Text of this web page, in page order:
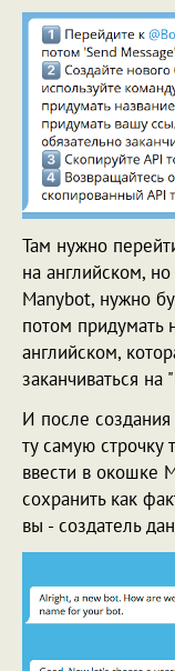
Там нужно
на английском,
Manybot, нужно
потом придумать
английском,
заканчиваться на
И после
ту самую строчку
ввести в окошке
сохранить как
вы - создатель